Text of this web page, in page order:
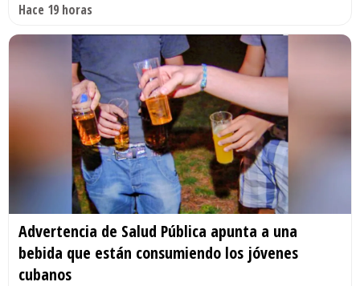
Hace 19 horas
Advertencia de Salud Pública apunta a una
bebida que están consumiendo los jóvenes
cubanos